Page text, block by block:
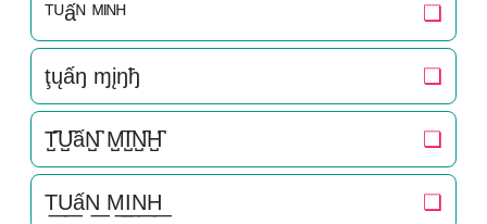
ᵀᵁấᴺ ᴹᴵᴺᴴ ❏
ţųấŋ ɱįŋђ ❏
T̺͆U̺͆ấN̺͆ M̺͆I̺͆N̺͆H̺͆ ❏
T͟U͟ấN͟ M͟I͟N͟H͟ ❏